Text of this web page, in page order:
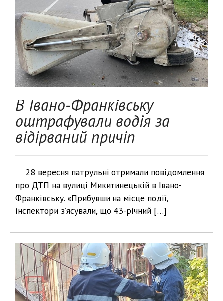
В Івано-Франківську
оштрафували водія за
відірваний причіп
28 вересня патрульні отримали повідомлення
про ДТП на вулиці Микитинецькій в Івано-
Франківську. «Прибувши на місце події,
інспектори з’ясували, що 43-річний […]